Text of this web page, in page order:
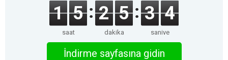
1 5
saat
2 5
dakika
3 4
saniye
İndirme sayfasına gidin